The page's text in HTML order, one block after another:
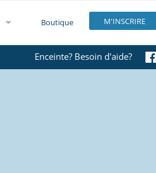
M'INSCRIRE
Boutique
Enceinte? Besoin d'aide?